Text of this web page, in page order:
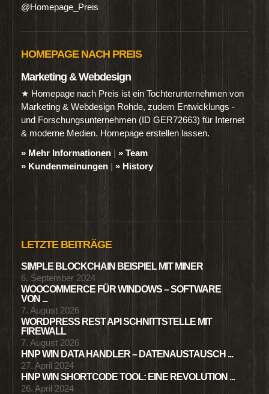
@Homepage_Preis
HOMEPAGE NACH PREIS
Marketing & Webdesign
★ Homepage nach Preis ist ein Tochterunternehmen von
Marketing & Webdesign Rohde, zudem Entwicklungs -
und Forschungsunternehmen (ID GER72663) für Internet
& moderne Medien. Homepage erstellen lassen.
» Mehr Informationen | » Team
» Kundenmeinungen | » History
LETZTE BEITRÄGE
SIMPLE BLOCKCHAIN BEISPIEL MIT MINER
6. September 2024
WOOCOMMERCE FÜR WINDOWS – SOFTWARE
VON ...
7. August 2026
WORDPRESS REST API SCHNITTSTELLE MIT
FIREWALL
7. August 2026
HNP WIN DATA HANDLER – DATENAUSTAUSCH ...
27. April 2024
HNP WIN SHORTCODE TOOL: EINE REVOLUTION ...
26. April 2024